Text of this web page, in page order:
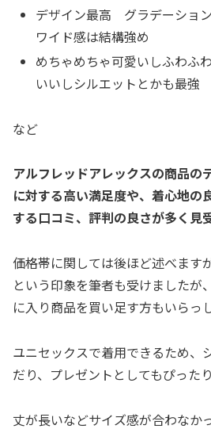
デザイン最高 グラデーション
ワイド感は結構強め
めちゃめちゃ可愛いしふわ
いいしシルエットとかも最強
など
アルフレッドアレックスの商品の
に対する高い満足度や、着心地の
する口コミ、評判の良さが多く見
価格帯に関しては後ほど述べます
という印象を筆者も受けましたが
に入り商品を買い足す方もいらっ
ユニセックスで着用できるため、
だり、プレゼントとしてもぴった
丈が長いなどサイズ感が合わなか